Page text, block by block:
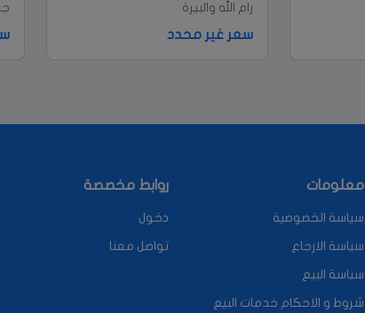
رام الله والبيرة
سعر غير محدد
معلومات
سياسة الخصوصية
سياسة الارجاع
سياسة البيع
شروط و الاحكام خدمات البيع
روابط مخصصة
دخول
تواصل معنا